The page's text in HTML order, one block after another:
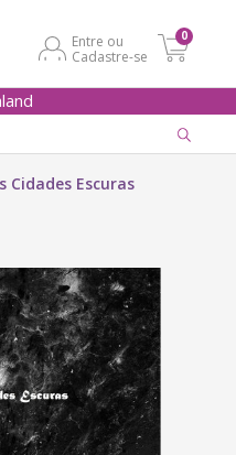
Entre ou
Cadastre-se
0
Cidades Escuras